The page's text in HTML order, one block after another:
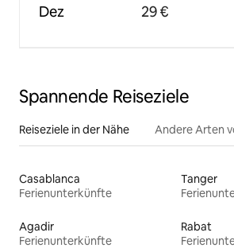
Dez 29 €
Spannende Reiseziele
Reiseziele in der Nähe Andere Arten
Casablanca
Ferienunterkünfte
Tanger
Agadir
Ferienunterkünfte
Rabat